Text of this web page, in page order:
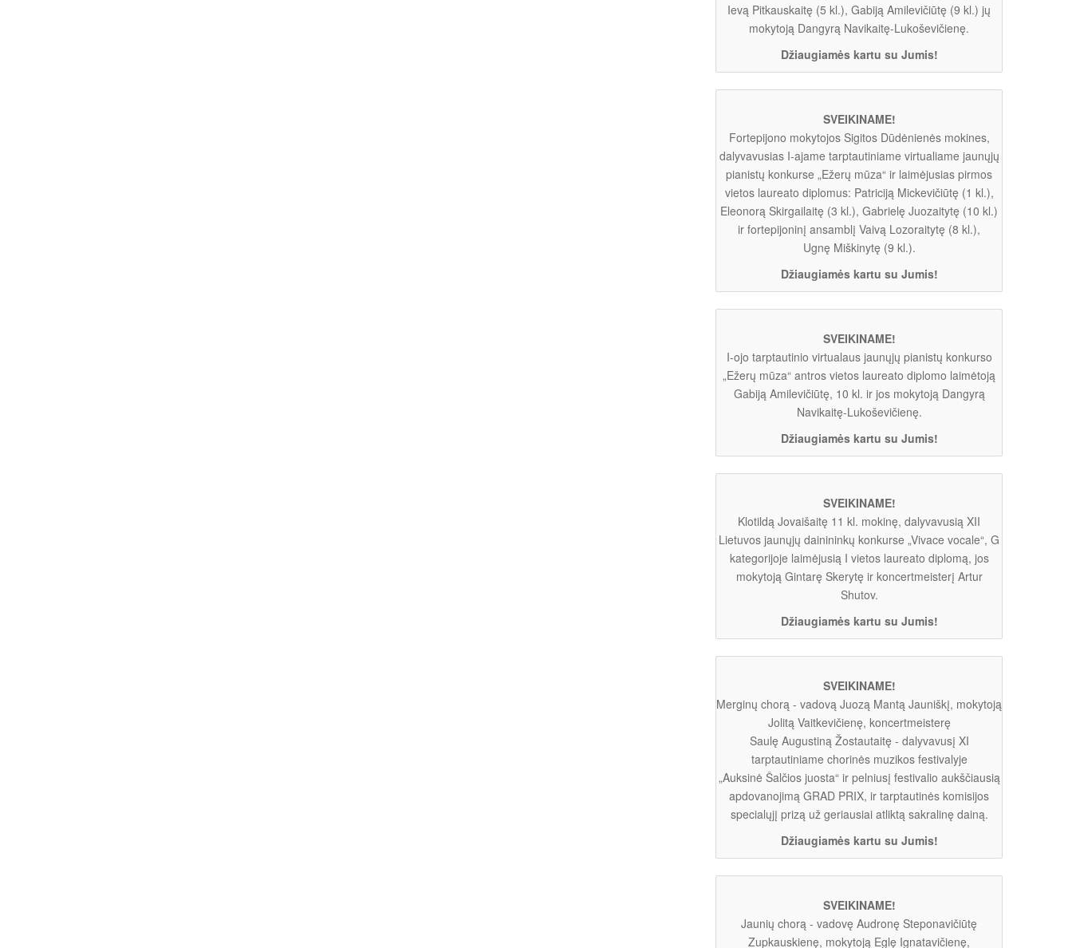
Ievą Pitkauskaitę (5 kl.), Gabiją Amilevičiūtę (9 kl.) jų
mokytoją Dangyrą Navikaitę-Lukoševičienę.
Džiaugiamės kartu su Jumis!
SVEIKINAME!
Fortepijono mokytojos Sigitos Dūdėnienės mokines,
dalyvavusias I-ajame tarptautiniame virtualiame jaunųjų
pianistų konkurse „Ežerų mūza“ ir laimėjusias pirmos
vietos laureato diplomus: Patriciją Mickevičiūtę (1 kl.),
Eleonorą Skirgailaitę (3 kl.), Gabrielę Juozaitytę (10 kl.)
ir fortepijoninį ansamblį Vaivą Lozoraitytę (8 kl.),
Ugnę Miškinytę (9 kl.).
Džiaugiamės kartu su Jumis!
SVEIKINAME!
I-ojo tarptautinio virtualaus jaunųjų pianistų konkurso
„Ežerų mūza“ antros vietos laureato diplomo laimėtoją
Gabiją Amilevičiūtę, 10 kl. ir jos mokytoją Dangyrą
Navikaitę-Lukoševičienę.
Džiaugiamės kartu su Jumis!
SVEIKINAME!
Klotildą Jovaišaitę 11 kl. mokinę, dalyvavusią XII
Lietuvos jaunųjų dainininkų konkurse „Vivace vocale“, G
kategorijoje laimėjusią I vietos laureato diplomą, jos
mokytoją Gintarę Skerytę ir koncertmeisterį Artur
Shutov.
Džiaugiamės kartu su Jumis!
SVEIKINAME!
Merginų chorą - vadovą Juozą Mantą Jauniškį, mokytoją
Jolitą Vaitkevičienę, koncertmeisterę
Saulę Augustiną Žostautaitę - dalyvavusį XI
tarptautiniame chorinės muzikos festivalyje
„Auksinė Šalčios juosta“ ir pelniusį festivalio aukščiausią
apdovanojimą GRAD PRIX, ir tarptautinės komisijos
specialųjį prizą už geriausiai atliktą sakralinę dainą.
Džiaugiamės kartu su Jumis!
SVEIKINAME!
Jaunių chorą - vadovę Audronę Steponavičiūtę
Zupkauskienę, mokytoją Eglę Ignatavičienę,